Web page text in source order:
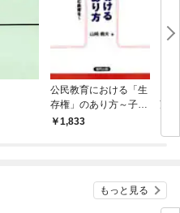
公民教育における「生
存権」のあり方～子ど
もに願い・自律意志を
1,833
望
もっと見る